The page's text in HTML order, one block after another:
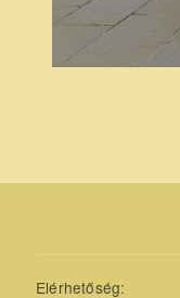
Elérhetőség: